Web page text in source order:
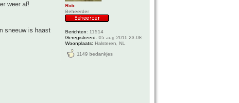
weer af!
sneeuw is haast
Rob
Beheerder
Berichten: 11514
Geregistreerd: 05 aug 2011 23:08
Woonplaats: Halsteren, NL
1149 bedankjes